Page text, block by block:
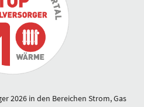
2026 in den Bereichen Strom, Gas